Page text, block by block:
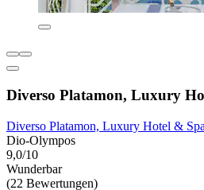
Diverso Platamon, Luxury
Diverso Platamon, Luxury Hotel & Spa
Dio-Olympos
9,0/10
Wunderbar
(22 Bewertungen)